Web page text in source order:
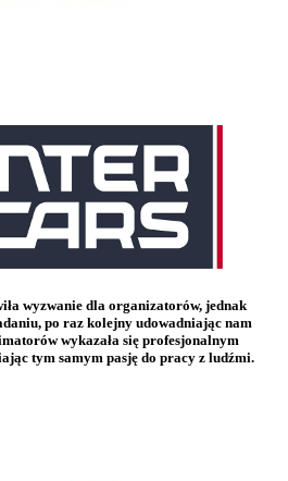
wyzwanie dla organizatorów, jednak
po raz kolejny udowadniając nam
wykazała się profesjonalnym
tym samym pasję do pracy z ludźmi.